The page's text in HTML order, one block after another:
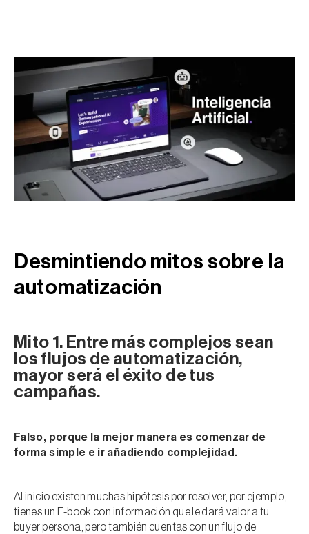
Desmintiendo mitos sobre la
automatización
Mito 1. Entre más complejos sean
los flujos de automatización,
mayor será el éxito de tus
campañas.
Falso, porque la mejor manera es comenzar de
forma simple e ir añadiendo complejidad.
Al inicio existen muchas hipótesis por resolver, por ejemplo,
tienes un E-book con información que le dará valor a tu
buyer persona, pero también cuentas con un flujo de